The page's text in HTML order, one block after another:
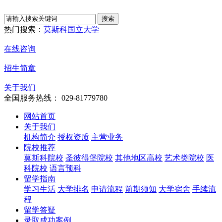
热门搜索： 莫斯科国立大学
在线咨询
招生简章
关于我们
全国服务热线： 029-81779780
网站首页
关于我们
机构简介 授权资质 主营业务
院校推荐
莫斯科院校 圣彼得堡院校 其他地区高校 艺术类院校 医
科院校 语言预科
留学指南
学习生活 大学排名 申请流程 前期须知 大学宿舍 手续流
程
留学答疑
录取成功案例